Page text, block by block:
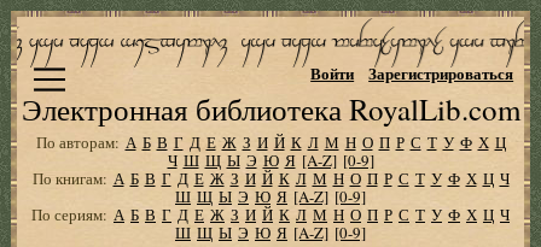
Электронная библиотека RoyalLib.com
Войти Зарегистрироваться
По авторам: А Б В Г Д Е Ж З И Й К Л М Н О П Р С Т У Ф Х Ц
Ч Ш Щ Ы Э Ю Я [A-Z] [0-9]
По книгам: А Б В Г Д Е Ж З И Й К Л М Н О П Р С Т У Ф Х Ц Ч
Ш Щ Ы Э Ю Я [A-Z] [0-9]
По сериям: А Б В Г Д Е Ж З И Й К Л М Н О П Р С Т У Ф Х Ц Ч
Ш Щ Ы Э Ю Я [A-Z] [0-9]